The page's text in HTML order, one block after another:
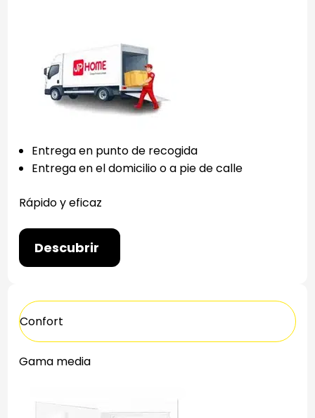
Entrega en punto de recogida
Entrega en el domicilio o a pie de calle
Rápido y eficaz
Descubrir
Confort
Gama media